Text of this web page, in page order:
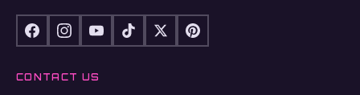
CONTACT US